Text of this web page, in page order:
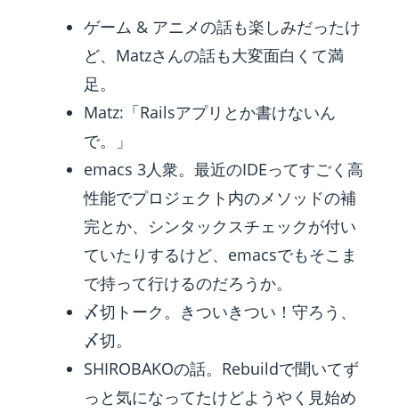
ゲーム & アニメの話も楽しみだったけ
ど、Matzさんの話も大変面白くて満
足。
Matz:「Railsアプリとか書けないん
で。」
emacs 3人衆。最近のIDEってすごく高
性能でプロジェクト内のメソッドの補
完とか、シンタックスチェックが付い
ていたりするけど、emacsでもそこま
で持って行けるのだろうか。
〆切トーク。きついきつい！守ろう、
〆切。
SHIROBAKOの話。Rebuildで聞いてず
っと気になってたけどようやく見始め